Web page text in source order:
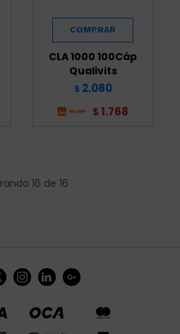
CLA 1000 100Cáp
Qualivits
$ 2.080
$ 1.768
16 de 16
  